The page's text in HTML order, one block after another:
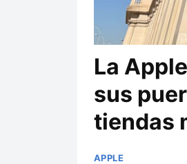
La
sus
tiendas
APPLE